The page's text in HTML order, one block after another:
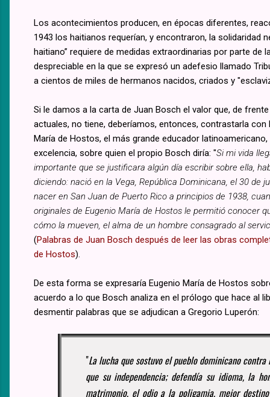
Los acontecimientos producen, en épocas diferentes,
1943 los haitianos requerían, y encontraron, la solidaridad
haitiano” requiere de medidas extraordinarias por parte
despreciable en la que se expresó un adefesio llamado
a cientos de miles de hermanos nacidos, criados y
Si le damos a la carta de Juan Bosch el valor que, de
actuales, no tiene, deberíamos, entonces, contrastarla con
María de Hostos, el más grande educador
excelencia, sobre quien el propio Bosch diría: "Si mi vida
importante que se justificara algún día escribir sobre ella,
diciendo: nació en la Vega, República Dominicana, el 30 de
nacer en San Juan de Puerto Rico a principios de 1938,
originales de Eugenio María de Hostos le permitió conocer
cómo la mueven, el alma de un hombre consagrado al
(Palabras de Juan Bosch después de leer las obras
de Hostos).
De esta forma se expresaría Eugenio María de Hostos
acuerdo a lo que Bosch analiza en el prólogo que hace al
desmentir palabras que se adjudican a Gregorio Luperón:
"La lucha que sostuvo el pueblo dominicano
que su independencia; defendía su idioma, la
matrimonio, el odio a la poligamia, mejor